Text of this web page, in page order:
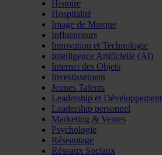
Histoire
Hospitalité
Image de Marque
Influenceurs
Innovation et Technologie
Intelligence Artificielle (AI)
Internet des Objets
Investissement
Jeunes Talents
Leadership et Développement
Leadership personnel
Marketing & Ventes
Psychologie
Réseautage
Réseaux Sociaux